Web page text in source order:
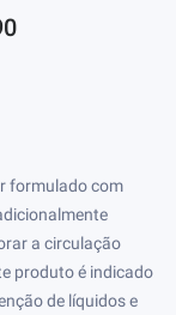
formulado com
a circulação
produto é indicado
de líquidos e